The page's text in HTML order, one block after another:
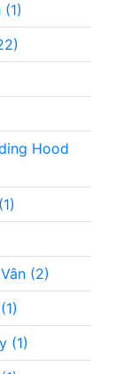
Hood
(2)
(1)